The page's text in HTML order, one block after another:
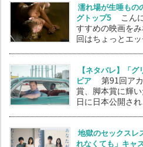
濡れ場が生唾もの
グトップ5
こん
すすめの映画を
回はちょっとエ
【ネタバレ】「
ビア
第91回ア
賞、脚本賞に輝
日に日本公開さ
地獄のセックスレ
れなくても」キャ